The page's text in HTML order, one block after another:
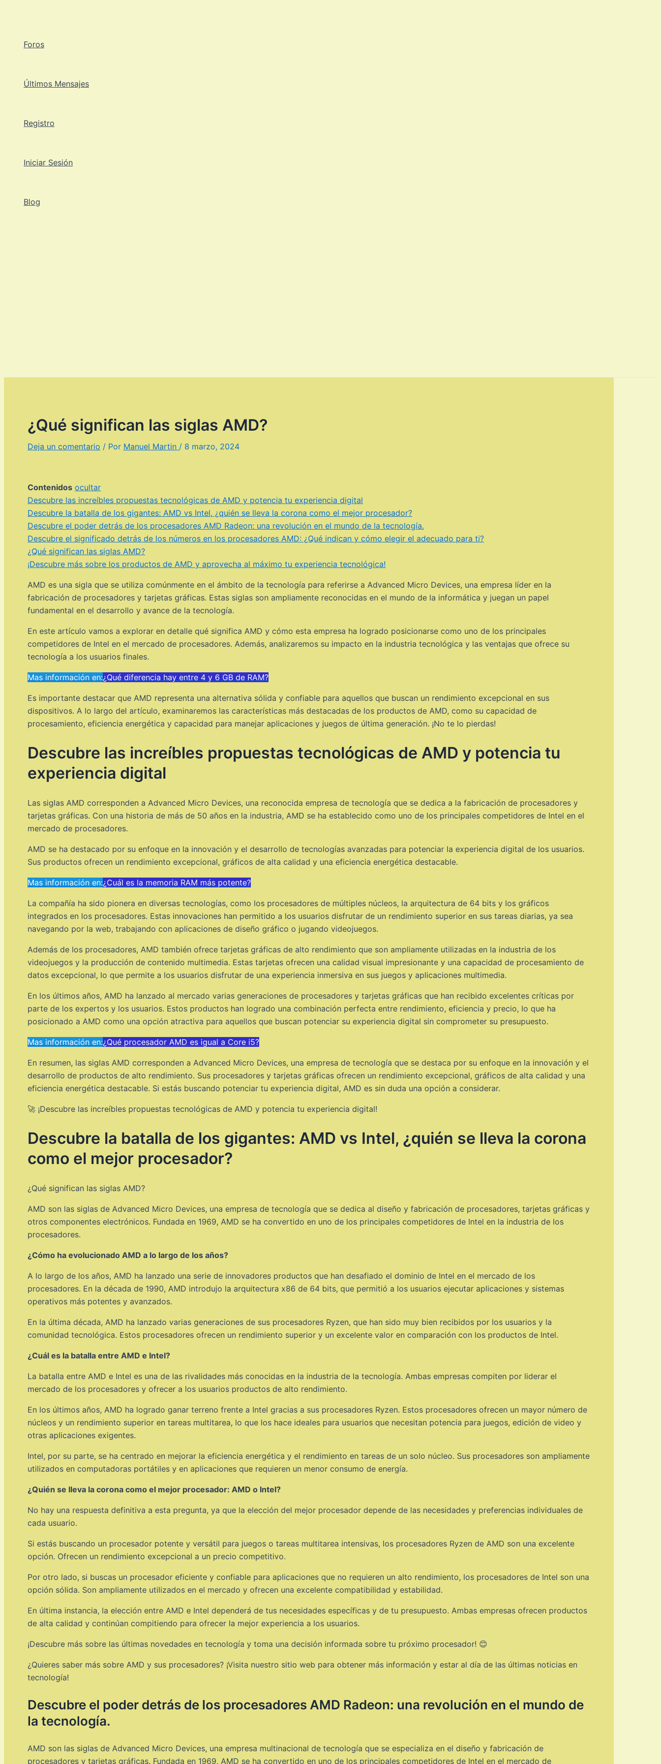
Foros
Últimos Mensajes
Registro
Iniciar Sesión
Blog
¿Qué significan las siglas AMD?
Deja un comentario / Por Manuel Martin / 8 marzo, 2024
Contenidos ocultar
Descubre las increíbles propuestas tecnológicas de AMD y potencia tu experiencia digital
Descubre la batalla de los gigantes: AMD vs Intel, ¿quién se lleva la corona como el mejor procesador?
Descubre el poder detrás de los procesadores AMD Radeon: una revolución en el mundo de la tecnología.
Descubre el significado detrás de los números en los procesadores AMD: ¿Qué indican y cómo elegir el adecuado para ti?
¿Qué significan las siglas AMD?
¡Descubre más sobre los productos de AMD y aprovecha al máximo tu experiencia tecnológica!
AMD es una sigla que se utiliza comúnmente en el ámbito de la tecnología para referirse a Advanced Micro Devices, una empresa líder en la
fabricación de procesadores y tarjetas gráficas. Estas siglas son ampliamente reconocidas en el mundo de la informática y juegan un papel
fundamental en el desarrollo y avance de la tecnología.
En este artículo vamos a explorar en detalle qué significa AMD y cómo esta empresa ha logrado posicionarse como uno de los principales
competidores de Intel en el mercado de procesadores. Además, analizaremos su impacto en la industria tecnológica y las ventajas que ofrece su
tecnología a los usuarios finales.
Mas información en:¿Qué diferencia hay entre 4 y 6 GB de RAM?
Es importante destacar que AMD representa una alternativa sólida y confiable para aquellos que buscan un rendimiento excepcional en sus
dispositivos. A lo largo del artículo, examinaremos las características más destacadas de los productos de AMD, como su capacidad de
procesamiento, eficiencia energética y capacidad para manejar aplicaciones y juegos de última generación. ¡No te lo pierdas!
Descubre las increíbles propuestas tecnológicas de AMD y potencia tu
experiencia digital
Las siglas AMD corresponden a Advanced Micro Devices, una reconocida empresa de tecnología que se dedica a la fabricación de procesadores y
tarjetas gráficas. Con una historia de más de 50 años en la industria, AMD se ha establecido como uno de los principales competidores de Intel en el
mercado de procesadores.
AMD se ha destacado por su enfoque en la innovación y el desarrollo de tecnologías avanzadas para potenciar la experiencia digital de los usuarios.
Sus productos ofrecen un rendimiento excepcional, gráficos de alta calidad y una eficiencia energética destacable.
Mas información en:¿Cuál es la memoria RAM más potente?
La compañía ha sido pionera en diversas tecnologías, como los procesadores de múltiples núcleos, la arquitectura de 64 bits y los gráficos
integrados en los procesadores. Estas innovaciones han permitido a los usuarios disfrutar de un rendimiento superior en sus tareas diarias, ya sea
navegando por la web, trabajando con aplicaciones de diseño gráfico o jugando videojuegos.
Además de los procesadores, AMD también ofrece tarjetas gráficas de alto rendimiento que son ampliamente utilizadas en la industria de los
videojuegos y la producción de contenido multimedia. Estas tarjetas ofrecen una calidad visual impresionante y una capacidad de procesamiento de
datos excepcional, lo que permite a los usuarios disfrutar de una experiencia inmersiva en sus juegos y aplicaciones multimedia.
En los últimos años, AMD ha lanzado al mercado varias generaciones de procesadores y tarjetas gráficas que han recibido excelentes críticas por
parte de los expertos y los usuarios. Estos productos han logrado una combinación perfecta entre rendimiento, eficiencia y precio, lo que ha
posicionado a AMD como una opción atractiva para aquellos que buscan potenciar su experiencia digital sin comprometer su presupuesto.
Mas información en:¿Qué procesador AMD es igual a Core i5?
En resumen, las siglas AMD corresponden a Advanced Micro Devices, una empresa de tecnología que se destaca por su enfoque en la innovación y el
desarrollo de productos de alto rendimiento. Sus procesadores y tarjetas gráficas ofrecen un rendimiento excepcional, gráficos de alta calidad y una
eficiencia energética destacable. Si estás buscando potenciar tu experiencia digital, AMD es sin duda una opción a considerar.
🚀 ¡Descubre las increíbles propuestas tecnológicas de AMD y potencia tu experiencia digital!
Descubre la batalla de los gigantes: AMD vs Intel, ¿quién se lleva la corona
como el mejor procesador?
¿Qué significan las siglas AMD?
AMD son las siglas de Advanced Micro Devices, una empresa de tecnología que se dedica al diseño y fabricación de procesadores, tarjetas gráficas y
otros componentes electrónicos. Fundada en 1969, AMD se ha convertido en uno de los principales competidores de Intel en la industria de los
procesadores.
¿Cómo ha evolucionado AMD a lo largo de los años?
A lo largo de los años, AMD ha lanzado una serie de innovadores productos que han desafiado el dominio de Intel en el mercado de los
procesadores. En la década de 1990, AMD introdujo la arquitectura x86 de 64 bits, que permitió a los usuarios ejecutar aplicaciones y sistemas
operativos más potentes y avanzados.
En la última década, AMD ha lanzado varias generaciones de sus procesadores Ryzen, que han sido muy bien recibidos por los usuarios y la
comunidad tecnológica. Estos procesadores ofrecen un rendimiento superior y un excelente valor en comparación con los productos de Intel.
¿Cuál es la batalla entre AMD e Intel?
La batalla entre AMD e Intel es una de las rivalidades más conocidas en la industria de la tecnología. Ambas empresas compiten por liderar el
mercado de los procesadores y ofrecer a los usuarios productos de alto rendimiento.
En los últimos años, AMD ha logrado ganar terreno frente a Intel gracias a sus procesadores Ryzen. Estos procesadores ofrecen un mayor número de
núcleos y un rendimiento superior en tareas multitarea, lo que los hace ideales para usuarios que necesitan potencia para juegos, edición de video y
otras aplicaciones exigentes.
Intel, por su parte, se ha centrado en mejorar la eficiencia energética y el rendimiento en tareas de un solo núcleo. Sus procesadores son ampliamente
utilizados en computadoras portátiles y en aplicaciones que requieren un menor consumo de energía.
¿Quién se lleva la corona como el mejor procesador: AMD o Intel?
No hay una respuesta definitiva a esta pregunta, ya que la elección del mejor procesador depende de las necesidades y preferencias individuales de
cada usuario.
Si estás buscando un procesador potente y versátil para juegos o tareas multitarea intensivas, los procesadores Ryzen de AMD son una excelente
opción. Ofrecen un rendimiento excepcional a un precio competitivo.
Por otro lado, si buscas un procesador eficiente y confiable para aplicaciones que no requieren un alto rendimiento, los procesadores de Intel son una
opción sólida. Son ampliamente utilizados en el mercado y ofrecen una excelente compatibilidad y estabilidad.
En última instancia, la elección entre AMD e Intel dependerá de tus necesidades específicas y de tu presupuesto. Ambas empresas ofrecen productos
de alta calidad y continúan compitiendo para ofrecer la mejor experiencia a los usuarios.
¡Descubre más sobre las últimas novedades en tecnología y toma una decisión informada sobre tu próximo procesador! 😊
¿Quieres saber más sobre AMD y sus procesadores? ¡Visita nuestro sitio web para obtener más información y estar al día de las últimas noticias en
tecnología!
Descubre el poder detrás de los procesadores AMD Radeon: una revolución en el mundo de
la tecnología.
AMD son las siglas de Advanced Micro Devices, una empresa multinacional de tecnología que se especializa en el diseño y fabricación de
procesadores y tarjetas gráficas. Fundada en 1969, AMD se ha convertido en uno de los principales competidores de Intel en el mercado de